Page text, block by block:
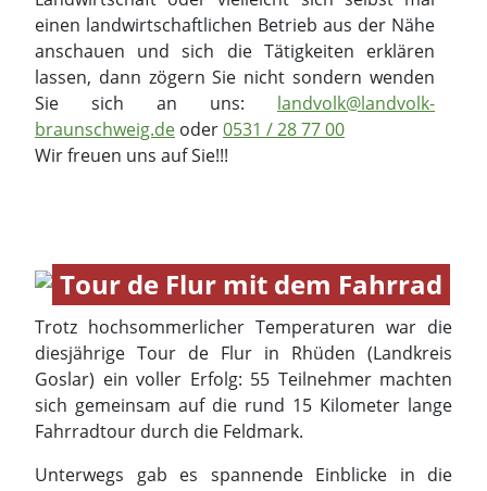
Tour de Flur mit dem Fahrrad
Trotz hochsommerlicher Temperaturen war die
Fahrradtour durch die Feldmark.
Unterwegs gab es spannende Einblicke in die
heimische Landwirtschaft. An der Biogasanlage in
Mechtshausen wurde anschaulich erklärt, wie aus
nachwachsenden Rohstoffen Energie entsteht. Viel
Wissenswertes gab es auch über die angebauten
Feldfrüchte zu erfahren – darunter Dinkel, Gerste,
Raps, Weizen, Zuckerrüben und Körnermais.